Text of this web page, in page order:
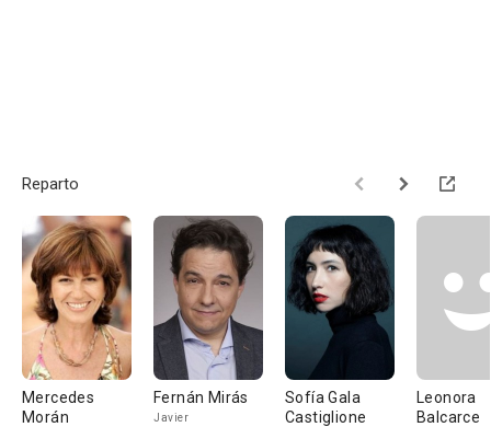
Reparto
Mercedes
Morán
Fernán Mirás
Javier
Sofía Gala
Castiglione
Leonora
Balcarce